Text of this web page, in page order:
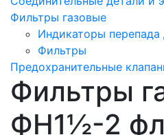
Фильтры газовые
Индикаторы перепада
Фильтры
Предохранительные
Фильтры
ФН1½-2